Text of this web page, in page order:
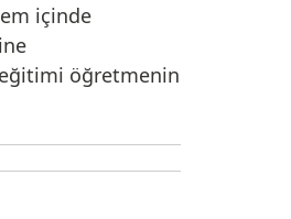
içinde
eğitimi öğretmenin